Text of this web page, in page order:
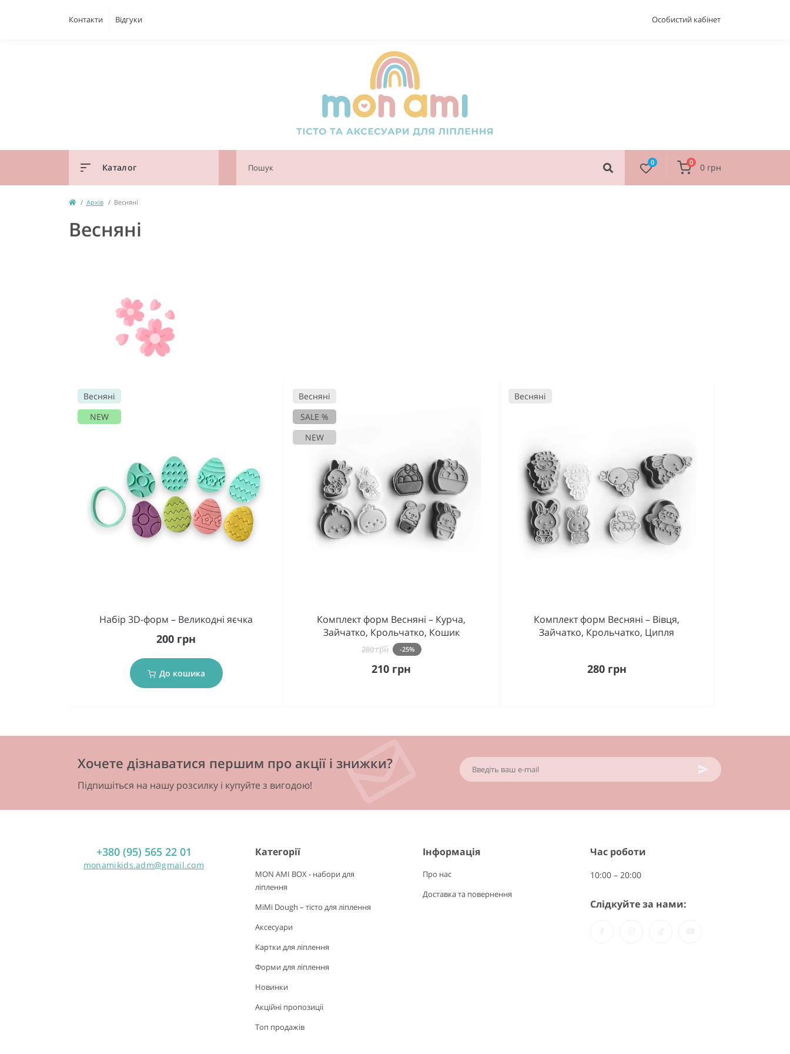
Контакти Відгуки Особистий кабінет
Каталог 0 0 0 грн
Архів Весняні
Весняні
Весняні
NEW
Набір 3D-форм – Великодні яєчка
200 грн
До кошика
Весняні
SALE %
NEW
Комплект форм Весняні – Курча,
Зайчатко, Крольчатко, Кошик
280 грн -25%
210 грн
Весняні
Комплект форм Весняні – Вівця,
Зайчатко, Крольчатко, Ципля
280 грн
Хочете дізнаватися першим про акції і знижки?
Підпишіться на нашу розсилку і купуйте з вигодою!
+380 (95) 565 22 01
monamikids.adm@gmail.com
Категорії
MON AMI BOX - набори для
ліплення
MiMi Dough – тісто для ліплення
Аксесуари
Картки для ліплення
Форми для ліплення
Новинки
Акційні пропозиціі
Топ продажів
Інформація
Про нас
Доставка та повернення
Час роботи
10:00 – 20:00
Слідкуйте за нами: